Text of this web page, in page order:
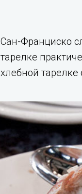
Сан-Франциско
тарелке
хлебной